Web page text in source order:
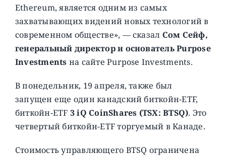
Ethereum, является одним из самых
захватывающих видений новых технологий в
современном обществе», — сказал Сом Сейф,
генеральный директор и основатель Purpose
Investments на сайте Purpose Investments.
В понедельник, 19 апреля, также был
запущен еще один канадский биткойн-ETF,
биткойн-ETF 3 iQ CoinShares (TSX: BTSQ). Это
четвертый биткойн-ETF торгуемый в Канаде.
Стоимость управляющего BTSQ ограничена